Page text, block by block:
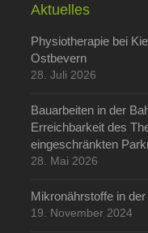
Aktuelles
Physiotherapie bei
Ostbevern
28. Juli 2026
Bauarbeiten in der
Erreichbarkeit des
eingeschränkten
28. Mai 2026
Mikronährstoffe in
19. November 2024